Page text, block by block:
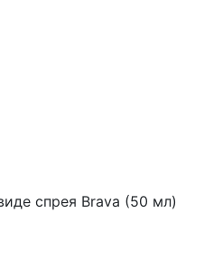
спрея Brava (50 мл)